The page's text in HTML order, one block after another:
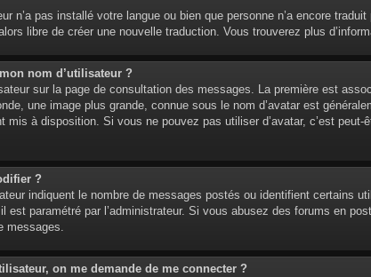
n’a pas installé votre langue ou bien que personne n’a encore
libre de créer une nouvelle traduction. Vous trouverez plus
nom d’utilisateur ?
sur la page de consultation des messages. La première est
une image plus grande, connue sous le nom d’avatar est
à disposition. Si vous ne pouvez pas utiliser d’avatar, c’est
?
indiquent le nombre de messages postés ou identifient certains
est paramétré par l’administrateur. Si vous abusez des forums en
messages.
on me demande de me connecter ?